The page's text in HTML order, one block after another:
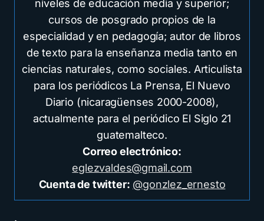
niveles de educación media y superior;
cursos de posgrado propios de la
especialidad y en pedagogía; autor de libros
de texto para la enseñanza media tanto en
ciencias naturales, como sociales. Articulista
para los periódicos La Prensa, El Nuevo
Diario (nicaragüenses 2000-2008),
actualmente para el periódico El Siglo 21
guatemalteco.
Correo electrónico:
eglezvaldes@gmail.com
Cuenta de twitter: @gonzlez_ernesto
.